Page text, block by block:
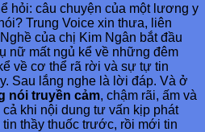
hỏi: câu chuyện của một lương y
Trung Voice xin thưa, liên
của chị Kim Ngân bắt đầu
nữ mất ngủ kể về những đêm
về cơ thể rã rời và sự tự tin
Sau lắng nghe là lời đáp. Và ở
nói truyền cảm, chậm rãi, ấm và
khi nội dung tư vấn kịp phát
thầy thuốc trước, rồi mới tin